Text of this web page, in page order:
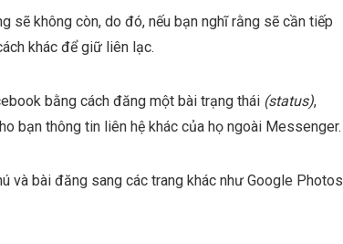
sẽ không còn, do đó, nếu bạn nghĩ rằng sẽ cần tiếp
khác để giữ liên lạc.
bằng cách đăng một bài trạng thái (status),
bạn thông tin liên hệ khác của họ ngoài Messenger.
và bài đăng sang các trang khác như Google Photos